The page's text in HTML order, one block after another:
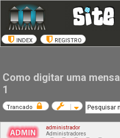
INDEX REGISTRO
Como digitar uma
1
Trancado
administrador
Administradores